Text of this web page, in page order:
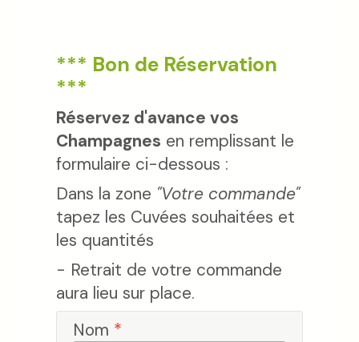
*** Bon de Réservation
***
Réservez d'avance vos
Champagnes en remplissant le
formulaire ci-dessous :
Dans la zone "Votre commande"
tapez les Cuvées souhaitées et
les quantités
- Retrait de votre commande
aura lieu sur place.
Nom *